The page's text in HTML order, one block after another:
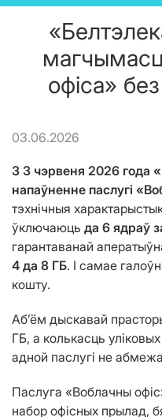
офіса»
03.06.2026
З 3 чэрвеня 2026 года
напаўненне паслугі
тэхнічныя
ўключаюць да 6 ядраў
гарантаванай
4 да 8 ГБ. І самае
кошту.
Аб’ём дыскавай
ГБ, а колькасць
адной паслугі не
Паслуга «Воблачны
набор офісных прылад,